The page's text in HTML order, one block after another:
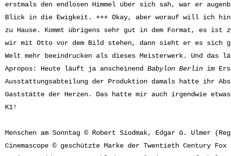
erstmals den endlosen Himmel über sich sah, war er
Blick in die Ewigkeit. +++ Okay, aber worauf will ich
zu Hause. Kommt übrigens sehr gut in dem Format, es ist
wir mit Otto vor dem Bild stehen, dann sieht er es sich
Welt mehr beeindrucken als dieses Meisterwerk. Und
Apropos: Heute läuft ja anscheinend Babylon Berlin im
Ausstattungsabteilung der Produktion damals hatte ihr
Gaststätte der Herzen. Das hatte mir auch irgendwie
K1!
Menschen am Sonntag © Robert Siodmak, Edgar G. Ulmer
Cinemascope © geschützte Marke der Twentieth Century Fox